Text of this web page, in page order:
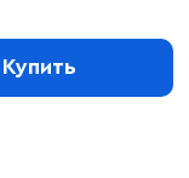
Купить